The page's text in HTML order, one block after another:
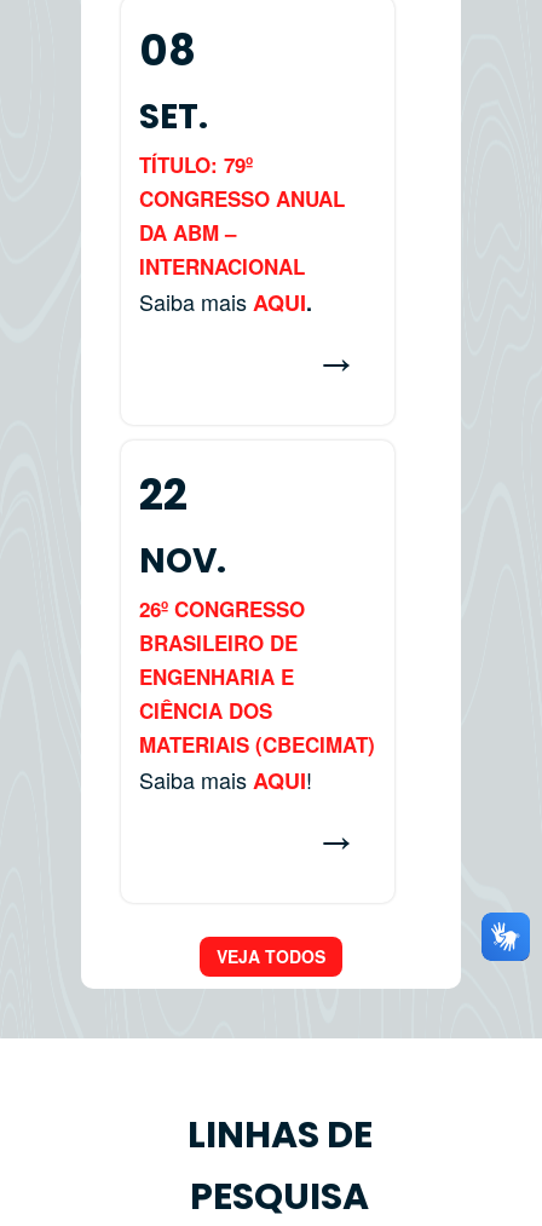
08
SET.
TÍTULO: 79º
CONGRESSO ANUAL
DA ABM –
INTERNACIONAL
Saiba maisAQUI.
→
22
NOV.
26º CONGRESSO
BRASILEIRO DE
ENGENHARIA E
CIÊNCIA DOS
MATERIAIS (CBECIMAT)
Saiba maisAQUI!
→
VEJA TODOS
LINHAS DE
PESQUISA